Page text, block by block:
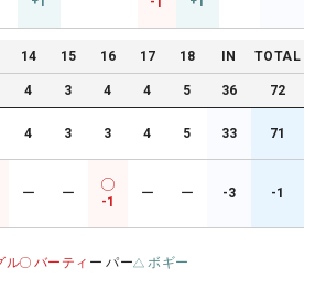
14 15 16 17 18 IN TOTAL
4 3 4 4 5 36 72
4 3 3 4 5 33 71
ー ー
-1
ー ー -3 -1
ル バーティ ー パー ボギー